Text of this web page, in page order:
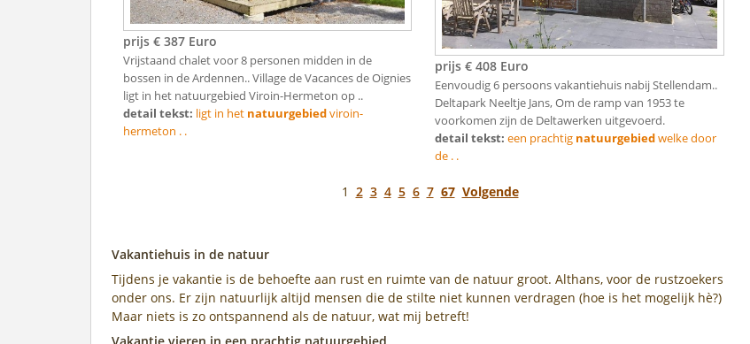
prijs € 387 Euro
Vrijstaand chalet voor 8 personen midden in de
bossen in de Ardennen.. Village de Vacances de Oignies
ligt in het natuurgebied Viroin-Hermeton op ..
detail tekst: ligt in het natuurgebiedviroin-
hermeton . .
prijs € 408 Euro
Eenvoudig 6 persoons vakantiehuis nabij Stellendam..
Deltapark Neeltje Jans, Om de ramp van 1953 te
voorkomen zijn de Deltawerken uitgevoerd.
detail tekst: een prachtig natuurgebiedwelke door
de . .
1 2 3 4 5 6 7 67 Volgende
Vakantiehuis in de natuur
Tijdens je vakantie is de behoefte aan rust en ruimte van de natuur groot. Althans, voor de rustzoekers
onder ons. Er zijn natuurlijk altijd mensen die de stilte niet kunnen verdragen (hoe is het mogelijk hè?)
Maar niets is zo ontspannend als de natuur, wat mij betreft!
Vakantie vieren in een prachtig natuurgebied